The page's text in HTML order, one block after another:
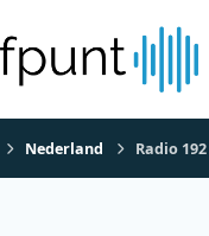
Nederland Radio